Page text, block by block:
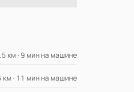
км · 9 мин на машине
км · 11 мин на машине